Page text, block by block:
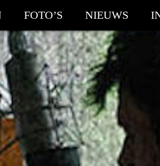
FOTO’S NIEUWS